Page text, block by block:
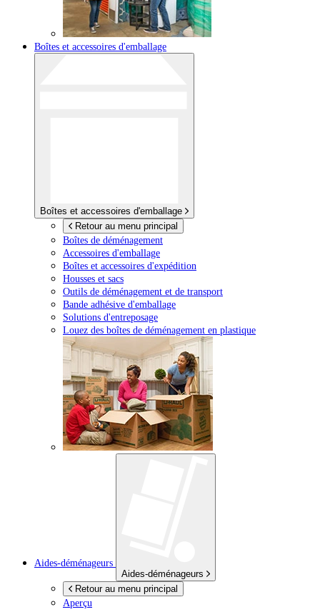
Boîtes et accessoires d'emballage
Boîtes et accessoires d'emballage
Retour au menu principal
Boîtes de déménagement
Accessoires d'emballage
Boîtes et accessoires d'expédition
Housses et sacs
Outils de déménagement et de transport
Bande adhésive d'emballage
Solutions d'entreposage
Louez des boîtes de déménagement en plastique
Aides-déménageurs
Aides-déménageurs
Retour au menu principal
Aperçu